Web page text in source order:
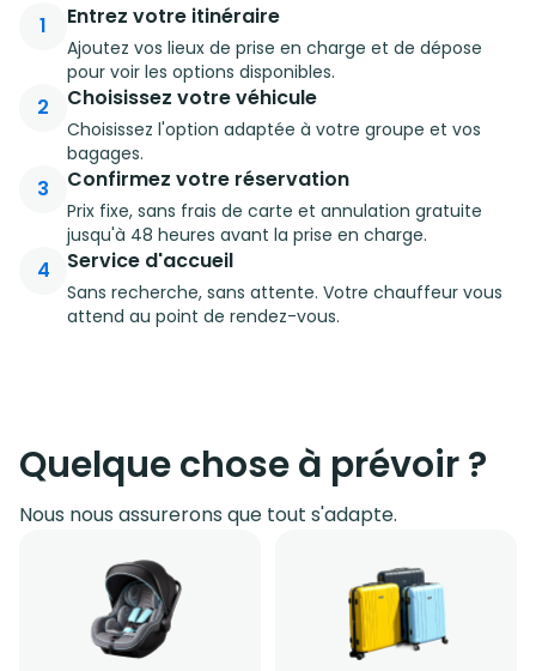
1 Entrez votre itinéraire
Ajoutez vos lieux de prise en charge et de dépose
pour voir les options disponibles.
2 Choisissez votre véhicule
Choisissez l'option adaptée à votre groupe et vos
bagages.
3 Confirmez votre réservation
Prix fixe, sans frais de carte et annulation gratuite
jusqu'à 48 heures avant la prise en charge.
4 Service d'accueil
Sans recherche, sans attente. Votre chauffeur vous
attend au point de rendez-vous.
Quelque chose à prévoir ?
Nous nous assurerons que tout s'adapte.